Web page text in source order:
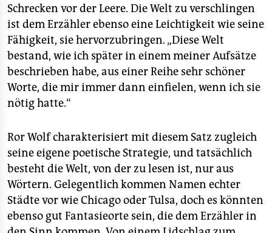
Schrecken vor der Leere. Die Welt zu verschlingen
ist dem Erzähler ebenso eine Leichtigkeit wie seine
Fähigkeit, sie hervorzubringen. „Diese Welt
bestand, wie ich später in einem meiner Aufsätze
beschrieben habe, aus einer Reihe sehr schöner
Worte, die mir immer dann einfielen, wenn ich sie
nötig hatte.“
Ror Wolf charakterisiert mit diesem Satz zugleich
seine eigene poetische Strategie, und tatsächlich
besteht die Welt, von der zu lesen ist, nur aus
Wörtern. Gelegentlich kommen Namen echter
Städte vor wie Chicago oder Tulsa, doch es könnten
ebenso gut Fantasieorte sein, die dem Erzähler in